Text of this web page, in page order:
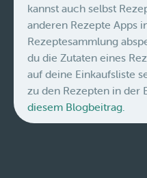
kannst auch selbst
anderen Rezepte Apps
Rezeptesammlung
du die Zutaten eines
auf deine Einkaufsliste
zu den Rezepten in der
diesem Blogbeitrag.